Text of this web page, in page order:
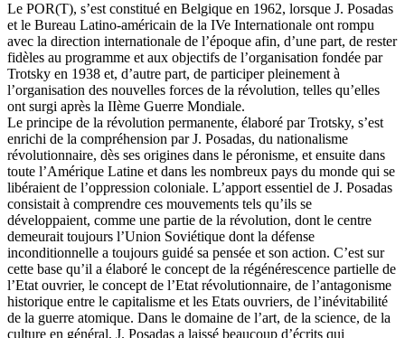
Le POR(T), s’est constitué en Belgique en 1962, lorsque J. Posadas
et le Bureau Latino-américain de la IVe Internationale ont rompu
avec la direction internationale de l’époque afin, d’une part, de rester
fidèles au programme et aux objectifs de l’organisation fondée par
Trotsky en 1938 et, d’autre part, de participer pleinement à
l’organisation des nouvelles forces de la révolution, telles qu’elles
ont surgi après la IIème Guerre Mondiale.
Le principe de la révolution permanente, élaboré par Trotsky, s’est
enrichi de la compréhension par J. Posadas, du nationalisme
révolutionnaire, dès ses origines dans le péronisme, et ensuite dans
toute l’Amérique Latine et dans les nombreux pays du monde qui se
libéraient de l’oppression coloniale. L’apport essentiel de J. Posadas
consistait à comprendre ces mouvements tels qu’ils se
développaient, comme une partie de la révolution, dont le centre
demeurait toujours l’Union Soviétique dont la défense
inconditionnelle a toujours guidé sa pensée et son action. C’est sur
cette base qu’il a élaboré le concept de la régénérescence partielle de
l’Etat ouvrier, le concept de l’Etat révolutionnaire, de l’antagonisme
historique entre le capitalisme et les Etats ouvriers, de l’inévitabilité
de la guerre atomique. Dans le domaine de l’art, de la science, de la
culture en général, J. Posadas a laissé beaucoup d’écrits qui